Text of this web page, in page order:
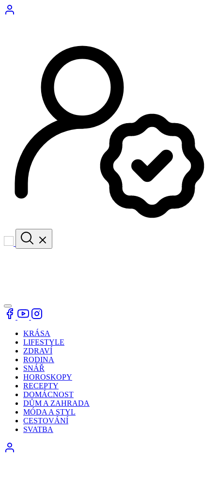
KRÁSA
LIFESTYLE
ZDRAVÍ
RODINA
SNÁŘ
HOROSKOPY
RECEPTY
DOMÁCNOST
DŮM A ZAHRADA
MÓDA A STYL
CESTOVÁNÍ
SVATBA